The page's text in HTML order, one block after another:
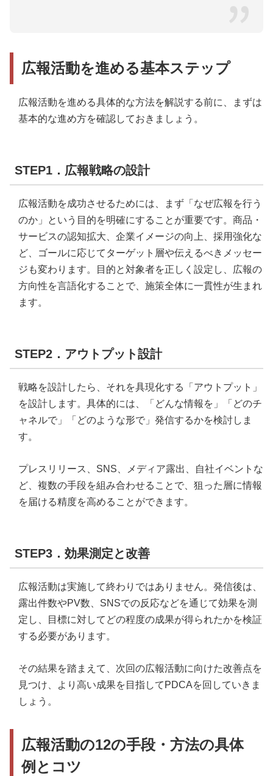
広報活動を進める基本ステップ
広報活動を進める具体的な方法を解説する前に、まずは
基本的な進め方を確認しておきましょう。
STEP1．広報戦略の設計
広報活動を成功させるためには、まず「なぜ広報を行う
のか」という目的を明確にすることが重要です。商品・
サービスの認知拡大、企業イメージの向上、採用強化な
ど、ゴールに応じてターゲット層や伝えるべきメッセー
ジも変わります。目的と対象者を正しく設定し、広報の
方向性を言語化することで、施策全体に一貫性が生まれ
ます。
STEP2．アウトプット設計
戦略を設計したら、それを具現化する「アウトプット」
を設計します。具体的には、「どんな情報を」「どのチ
ャネルで」「どのような形で」発信するかを検討しま
す。
プレスリリース、SNS、メディア露出、自社イベントな
ど、複数の手段を組み合わせることで、狙った層に情報
を届ける精度を高めることができます。
STEP3．効果測定と改善
広報活動は実施して終わりではありません。発信後は、
露出件数やPV数、SNSでの反応などを通じて効果を測
定し、目標に対してどの程度の成果が得られたかを検証
する必要があります。
その結果を踏まえて、次回の広報活動に向けた改善点を
見つけ、より高い成果を目指してPDCAを回していきま
しょう。
広報活動の12の手段・方法の具体
例とコツ